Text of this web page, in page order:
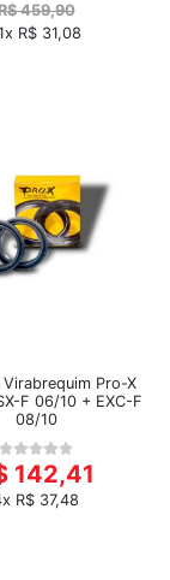
459,90
R$ 31,08
Pro-X
F 06/10 + EXC-F
08/10
142,41
R$ 37,48